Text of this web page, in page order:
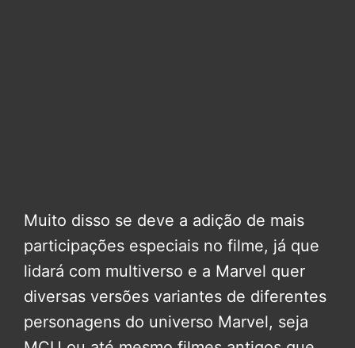
Muito disso se deve a adição de mais
participações especiais no filme, já que
lidará com multiverso e a Marvel quer
diversas versões variantes de diferentes
personagens do universo Marvel, seja